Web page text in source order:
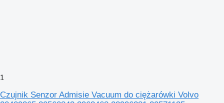
1
Czujnik Senzor Admisie Vacuum do ciężarówki Volvo